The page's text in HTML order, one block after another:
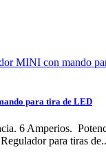
para tira de LED
6 Amperios.
para tiras